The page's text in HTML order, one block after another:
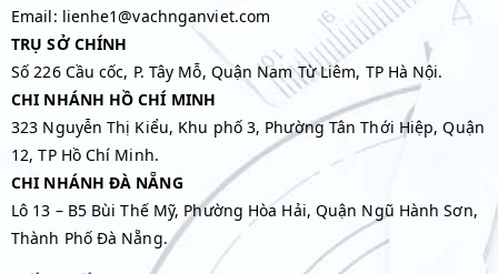
Email: lienhe1@vachnganviet.com
TRỤ SỞ CHÍNH
Số 226 Cầu cốc, P. Tây Mỗ, Quận Nam Từ Liêm, TP Hà Nội.
CHI NHÁNH HỒ CHÍ MINH
323 Nguyễn Thị Kiểu, Khu phố 3, Phường Tân Thới Hiệp, Quận
12, TP Hồ Chí Minh.
CHI NHÁNH ĐÀ NẴNG
Lô 13 – B5 Bùi Thế Mỹ, Phường Hòa Hải, Quận Ngũ Hành Sơn,
Thành Phố Đà Nẵng.